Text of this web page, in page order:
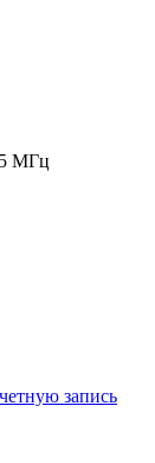
МГц
запись